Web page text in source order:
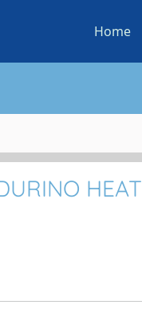
Home
HEAT